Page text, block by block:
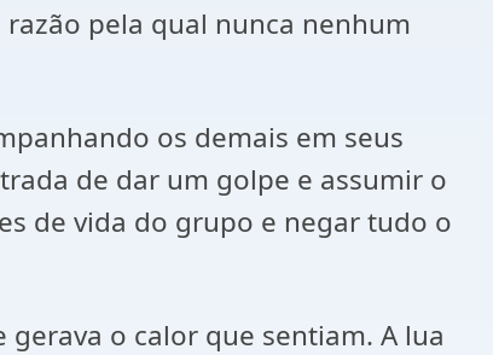
pela qual nunca nenhum
os demais em seus
de dar um golpe e assumir o
de vida do grupo e negar tudo o
o calor que sentiam. A lua